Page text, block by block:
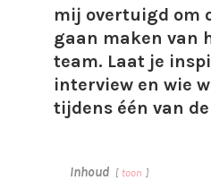
mij overtuigd om
gaan maken van
team. Laat je
interview en wie
tijdens één van
Inhoud toon